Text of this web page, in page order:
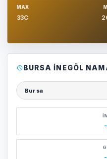
MAX
33C
BURSA İNEGÖL
Şehir seçin